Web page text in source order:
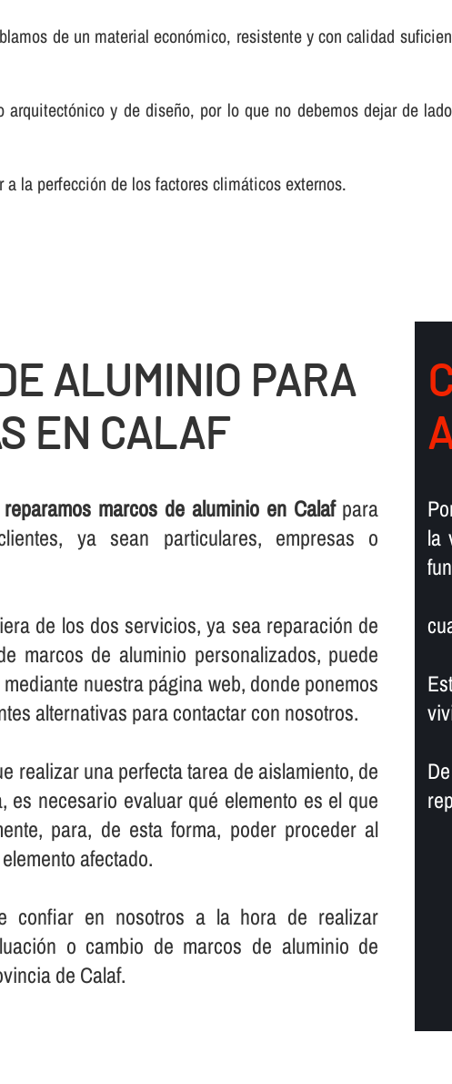
de un material económico, resistente y con calidad
arquitectónico y de diseño, por lo que no debemos dejar de
la perfección de los factores climáticos externos.
ALUMINIO PARA
EN CALAF
reparamos marcos de aluminio en Calafpara
ya sean particulares, empresas o
de los dos servicios, ya sea reparación de
marcos de aluminio personalizados, puede
nuestra página web, donde ponemos
alternativas para contactar con nosotros.
realizar una perfecta tarea de aislamiento, de
es necesario evaluar qué elemento es el que
para, de esta forma, poder proceder al
afectado.
confiar en nosotros a la hora de realizar
o cambio de marcos de aluminio de
de Calaf.
la